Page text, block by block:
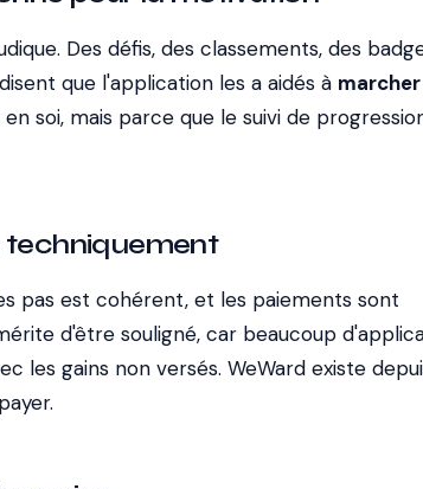
Des défis, des classements, des
que l'application les a aidés à
soi, mais parce que le suivi de
techniquement
pas est cohérent, et les paiements sont
d'être souligné, car beaucoup
les gains non versés. WeWard existe